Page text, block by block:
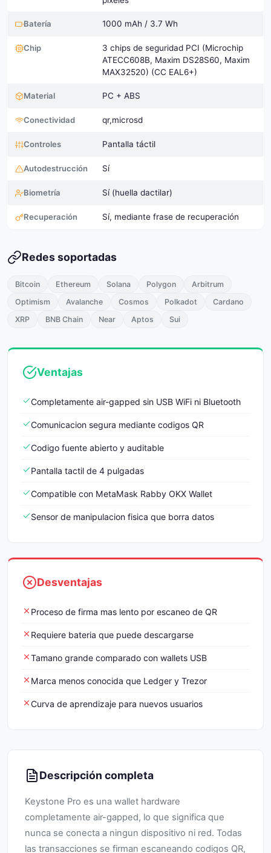
Batería 1000 mAh / 3.7 Wh
Chip
3 chips de seguridad PCI (Microchip
ATECC608B, Maxim DS28S60, Maxim
MAX32520) (CC EAL6+)
Material PC + ABS
Conectividad qr,microsd
Controles Pantalla táctil
Autodestrucción Sí
Biometría Sí (huella dactilar)
Recuperación Sí, mediante frase de recuperación
Redes soportadas
Bitcoin Ethereum Solana Polygon
Arbitrum
Optimism
Avalanche Cosmos Polkadot
Cardano
XRP
BNB Chain Near Aptos Sui
Ventajas
Completamente air-gapped sin USB WiFi ni Bluetooth
Comunicacion segura mediante codigos QR
Codigo fuente abierto y auditable
Pantalla tactil de 4 pulgadas
Compatible con MetaMask Rabby OKX Wallet
Sensor de manipulacion fisica que borra datos
Desventajas
Proceso de firma mas lento por escaneo de QR
Requiere bateria que puede descargarse
Tamano grande comparado con wallets USB
Marca menos conocida que Ledger y Trezor
Curva de aprendizaje para nuevos usuarios
Descripción completa
Keystone Pro es una wallet hardware
completamente air-gapped, lo que significa que
nunca se conecta a ningun dispositivo ni red. Todas
las transacciones se firman escaneando codigos QR,